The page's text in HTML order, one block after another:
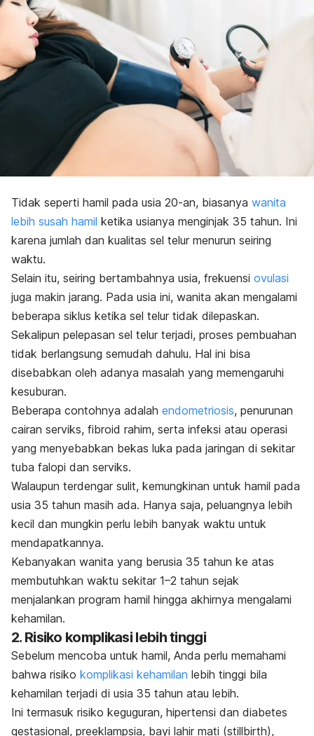
Tidak seperti hamil pada usia 20-an, biasanya wanita
lebih susah hamil ketika usianya menginjak 35 tahun. Ini
karena jumlah dan kualitas sel telur menurun seiring
waktu.
Selain itu, seiring bertambahnya usia, frekuensi ovulasi
juga makin jarang. Pada usia ini, wanita akan mengalami
beberapa siklus ketika sel telur tidak dilepaskan.
Sekalipun pelepasan sel telur terjadi, proses pembuahan
tidak berlangsung semudah dahulu. Hal ini bisa
disebabkan oleh adanya masalah yang memengaruhi
kesuburan.
Beberapa contohnya adalah endometriosis, penurunan
cairan serviks, fibroid rahim, serta infeksi atau operasi
yang menyebabkan bekas luka pada jaringan di sekitar
tuba falopi dan serviks.
Walaupun terdengar sulit, kemungkinan untuk hamil pada
usia 35 tahun masih ada. Hanya saja, peluangnya lebih
kecil dan mungkin perlu lebih banyak waktu untuk
mendapatkannya.
Kebanyakan wanita yang berusia 35 tahun ke atas
membutuhkan waktu sekitar 1–2 tahun sejak
menjalankan program hamil hingga akhirnya mengalami
kehamilan.
2. Risiko komplikasi lebih tinggi
Sebelum mencoba untuk hamil, Anda perlu memahami
bahwa risiko komplikasi kehamilan lebih tinggi bila
kehamilan terjadi di usia 35 tahun atau lebih.
Ini termasuk risiko keguguran, hipertensi dan diabetes
gestasional, preeklampsia, bayi lahir mati (stillbirth),